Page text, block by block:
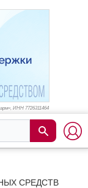
ИНН 7726311464
СРЕДСТВ